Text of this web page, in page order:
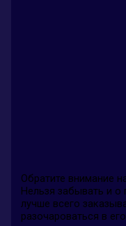
Обратите внимание
Нельзя забывать и о
лучше всего
разочароваться в